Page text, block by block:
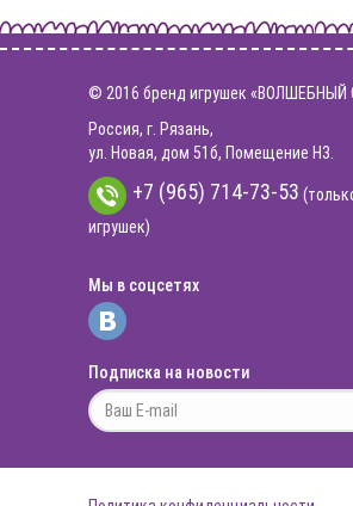
© 2016 бренд игрушек «ВОЛШЕБНЫЙ
Россия, г. Рязань,
ул. Новая, дом 51б, Помещение Н3.
+7 (965) 714-73-53
игрушек)
Мы в соцсетях
Подписка на новости